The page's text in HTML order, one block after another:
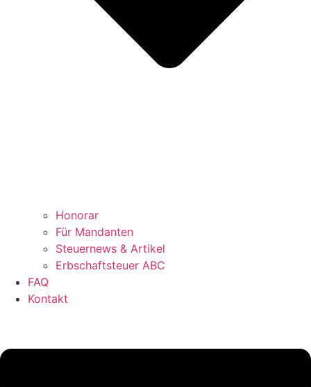
Honorar
Für Mandanten
Steuernews & Artikel
Erbschaftsteuer ABC
FAQ
Kontakt